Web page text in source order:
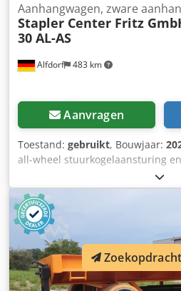
Alfdorf 483 km
Aanhangwagen, zware
Stapler Center Fritz
30 AL-AS
Aanvragen
Toestand: gebruikt, Bouwjaar:
all-wheel stuurkogelaansturing
Transportvloer van 40 mm dik
lengte 4000 mm, breedte 2000
met 40 mm trekkogel en
hoogteverstelling. Gelakt in RAL
transportsystemen
#Zwaartransportaanhanger
#Zwaartransport platformwagen
zwaartransportaanhanger #All-